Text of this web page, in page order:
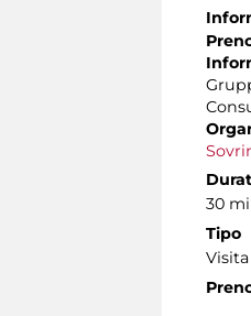
30
Tipo